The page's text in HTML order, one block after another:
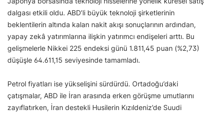
dalgası etkili oldu. ABD’li büyük teknoloji şirketlerinin
beklentilerin altında kalan nakit akışı sonuçlarının ardından,
yapay zekâ yatırımlarına ilişkin yatırımcı endişeleri arttı. Bu
gelişmelerle Nikkei 225 endeksi günü 1.811,45 puan (%2,73)
düşüşle 64.611,15 seviyesinde tamamladı.
Petrol fiyatları ise yükselişini sürdürdü. Ortadoğu’daki
çatışmalar, ABD ile İran arasında erken görüşme umutlarını
zayıflatırken, İran destekli Husilerin Kızıldeniz’de Suudi